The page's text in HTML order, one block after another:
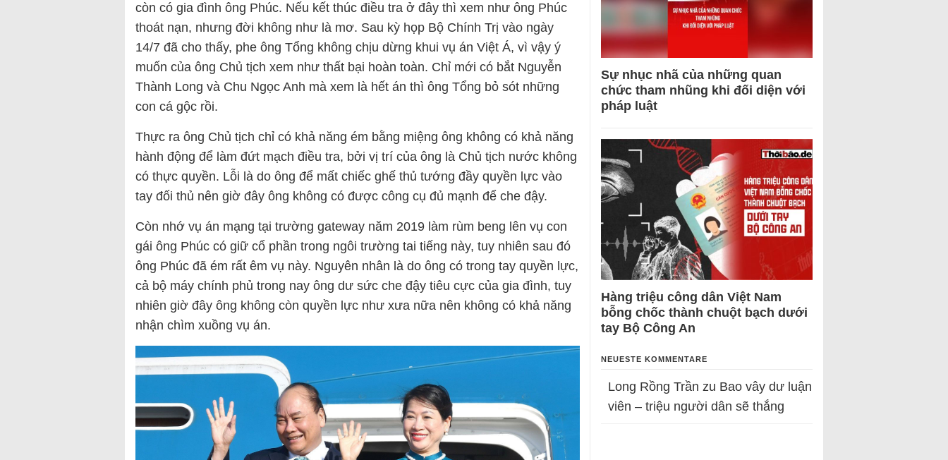
còn có gia đình ông Phúc. Nếu kết thúc điều tra ở đây thì xem như ông Phúc
thoát nạn, nhưng đời không như là mơ. Sau kỳ họp Bộ Chính Trị vào ngày
14/7 đã cho thấy, phe ông Tổng không chịu dừng khui vụ án Việt Á, vì vậy ý
muốn của ông Chủ tịch xem như thất bại hoàn toàn. Chỉ mới có bắt Nguyễn
Thành Long và Chu Ngọc Anh mà xem là hết án thì ông Tổng bỏ sót những
con cá gộc rồi.
Thực ra ông Chủ tịch chỉ có khả năng ém bằng miệng ông không có khả năng
hành động để làm đứt mạch điều tra, bởi vị trí của ông là Chủ tịch nước không
có thực quyền. Lỗi là do ông để mất chiếc ghế thủ tướng đầy quyền lực vào
tay đối thủ nên giờ đây ông không có được công cụ đủ mạnh để che đậy.
Còn nhớ vụ án mạng tại trường gateway năm 2019 làm rùm beng lên vụ con
gái ông Phúc có giữ cổ phần trong ngôi trường tai tiếng này, tuy nhiên sau đó
ông Phúc đã ém rất êm vụ này. Nguyên nhân là do ông có trong tay quyền lực,
cả bộ máy chính phủ trong nay ông dư sức che đậy tiêu cực của gia đình, tuy
nhiên giờ đây ông không còn quyền lực như xưa nữa nên không có khả năng
nhận chìm xuồng vụ án.
Sự nhục nhã của những quan
chức tham nhũng khi đối diện với
pháp luật
Hàng triệu công dân Việt Nam
bỗng chốc thành chuột bạch dưới
tay Bộ Công An
NEUESTE KOMMENTARE
Long Rồng Trần zu Bao vây dư luận
viên – triệu người dân sẽ thắng